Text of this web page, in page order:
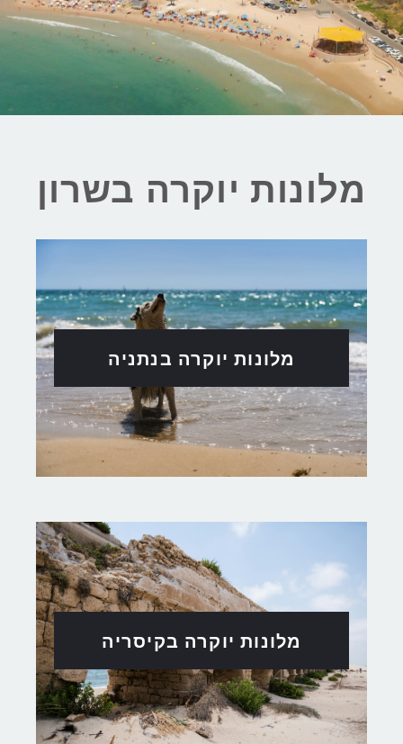
מלונות יוקרה בשרון
מלונות יוקרה בנתניה
מלונות יוקרה בקיסריה